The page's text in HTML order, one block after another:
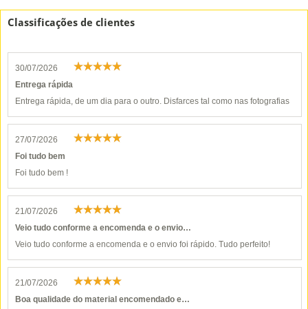
Classificações de clientes
30/07/2026
Entrega rápida
Entrega rápida, de um dia para o outro. Disfarces tal como nas fotografias
27/07/2026
Foi tudo bem
Foi tudo bem !
21/07/2026
Veio tudo conforme a encomenda e o envio…
Veio tudo conforme a encomenda e o envio foi rápido. Tudo perfeito!
21/07/2026
Boa qualidade do material encomendado e…